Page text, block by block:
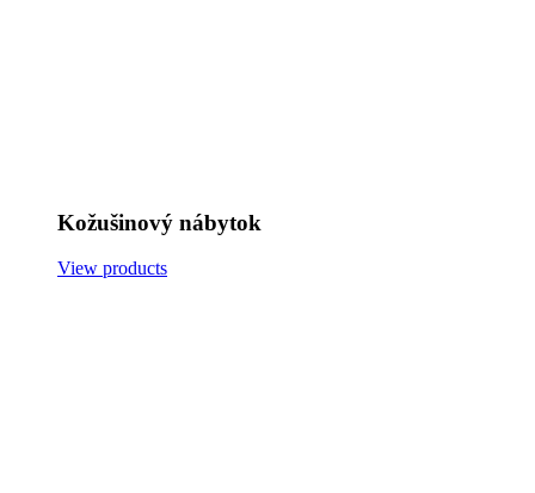
Kožušinový nábytok
View products